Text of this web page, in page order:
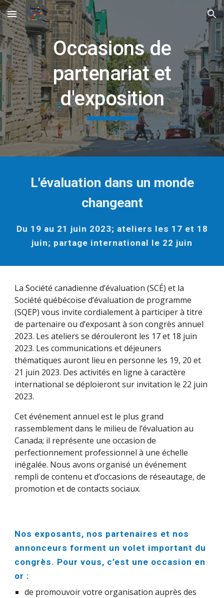
Skip to main content Skip to navigation
Occasions de
partenariat et
d'exposition
L'évaluation dans un monde
changeant
Du 19 au 21 juin 2023; ateliers les 17 et 18
juin; partage international le 22 juin
La Société canadienne d’évaluation (SCÉ) et la
Société québécoise d’évaluation de programme
(SQEP) vous invite cordialement à participer à titre
de partenaire ou d’exposant à son congrès annuel
2023. Les ateliers se dérouleront les 17 et 18 juin
2023. Les communications et déjeuners
thématiques auront lieu en personne les 19, 20 et
21 juin 2023. Des activités en ligne à caractère
international se déploieront sur invitation le 22 juin
2023.
Cet événement annuel est le plus grand
rassemblement dans le milieu de l’évaluation au
Canada; il représente une occasion de
perfectionnement professionnel à une échelle
inégalée. Nous avons organisé un événement
rempli de contenu et d’occasions de réseautage, de
promotion et de contacts sociaux.
Nos exposants, nos partenaires et nos
annonceurs forment un volet important du
congrès. Pour vous, c’est une occasion en
or :
de promouvoir votre organisation auprès des